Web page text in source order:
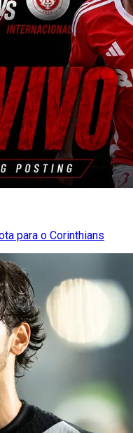
para o Corinthians